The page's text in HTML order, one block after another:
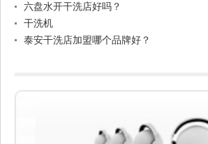
六盘水开干洗店好吗？
干洗机
泰安干洗店加盟哪个品牌好？